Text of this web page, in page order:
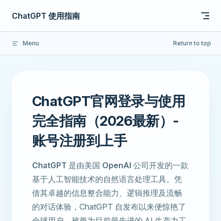
Skip to content
ChatGPT 使用指南
Menu Return to top
ChatGPT官网登录与使用
完全指南（2026最新）-
账号注册到上手
ChatGPT 是由美国 OpenAI 公司开发的一款
基于人工智能技术的自然语言处理工具。凭
借其卓越的信息整合能力、逻辑推理及流畅
的对话体验，ChatGPT 自发布以来便惊艳了